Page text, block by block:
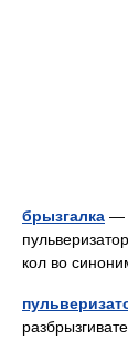
брызгалка —
кол во